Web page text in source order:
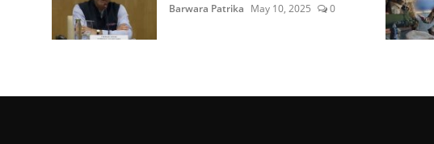
Barwara Patrika May 10, 2025 0